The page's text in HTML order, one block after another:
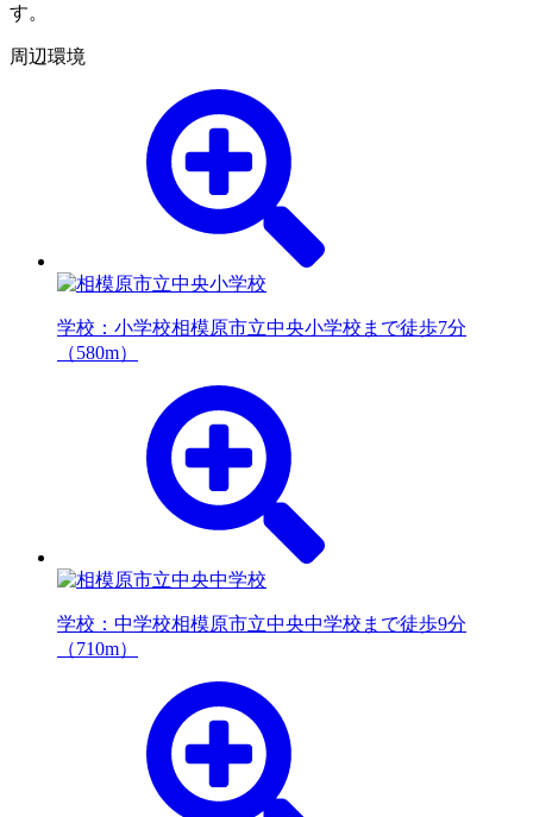
す。
周辺環境
学校：小学校相模原市立中央小学校まで徒歩7分
（580m）
学校：中学校相模原市立中央中学校まで徒歩9分
（710m）